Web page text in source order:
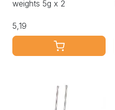
weights 5g x 2
5,19